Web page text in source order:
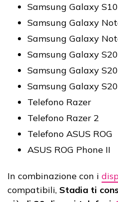
Samsung Galaxy
Samsung Galaxy
Samsung Galaxy
Samsung Galaxy S20
Samsung Galaxy
Samsung Galaxy
Telefono Razer
Telefono Razer 2
Telefono ASUS ROG
ASUS ROG Phone II
In combinazione con i
compatibili, Stadia ti